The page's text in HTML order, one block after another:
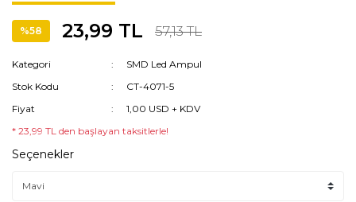
%58 23,99 TL 57,13 TL
Kategori
SMD Led Ampul
Stok Kodu
CT-4071-5
Fiyat
1,00 USD + KDV
* 23,99 TL den başlayan taksitlerle!
Seçenekler